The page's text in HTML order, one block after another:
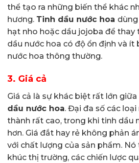
thể tạo ra những biến thể khác
hương. Tinh dầu nước hoa
hạt nho hoặc dầu jojoba để thay
dầu nước hoa có độ ổn định và ít
nước hoa thông thường.
3. Giá cả
Giá cả là sự khác biệt rất lớn
dầu nước hoa. Đại đa số các
thành rất cao, trong khi tinh dầu
hơn. Giá đắt hay rẻ không phản
với chất lượng của sản phẩm. Nó
khúc thị trường, các chiến lược